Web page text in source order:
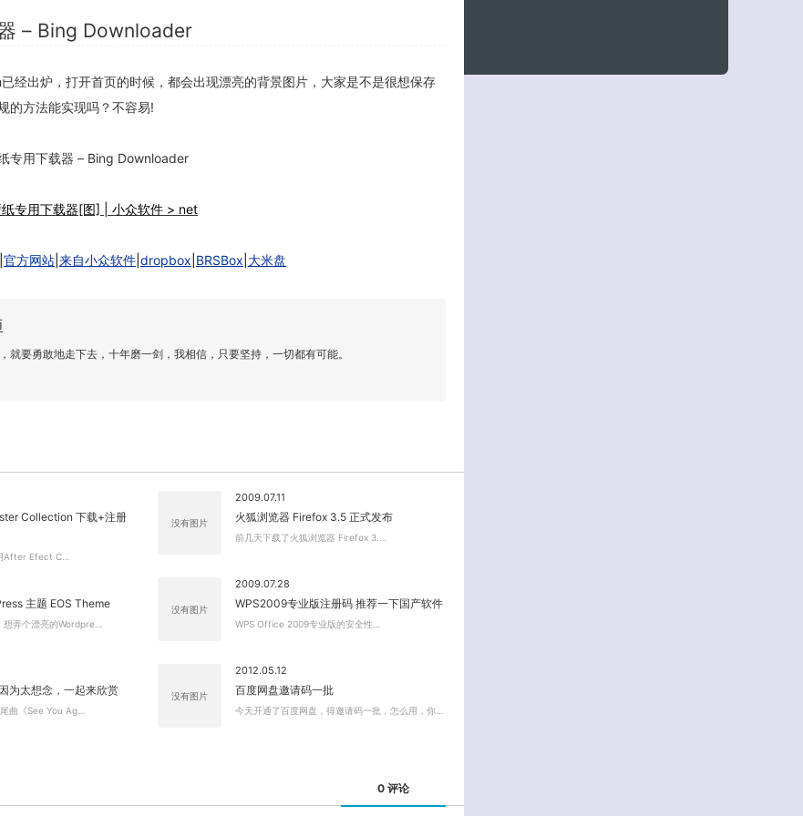
– Bing Downloader
经出炉，打开首页的时候，都会出现漂亮的背景图片，大家是不是很想保存
的方法能实现吗？不容易!
专用下载器 – Bing Downloader
官方网站 来自小众软件 dropbox BRSBox 大米盘
就要勇敢地走下去，十年磨一剑，我相信，只要坚持，一切都有可能。
Collection 下载+注册
After Efect C…
没有图片
2009.07.11
火狐浏览器 Firefox 3.5 正式发布
前几天下载了火狐浏览器 Firefox 3.…
主题 EOS Theme
弄个漂亮的Wordpre…
没有图片
2009.07.28
WPS2009专业版注册码 推荐一下国产软件
WPS Office 2009专业版的安全性…
为太想念，一起来欣赏
曲《See You Ag…
没有图片
2012.05.12
百度网盘邀请码一批
今天开通了百度网盘，得邀请码一批，怎么用，你…
0 评论
关闭弹窗